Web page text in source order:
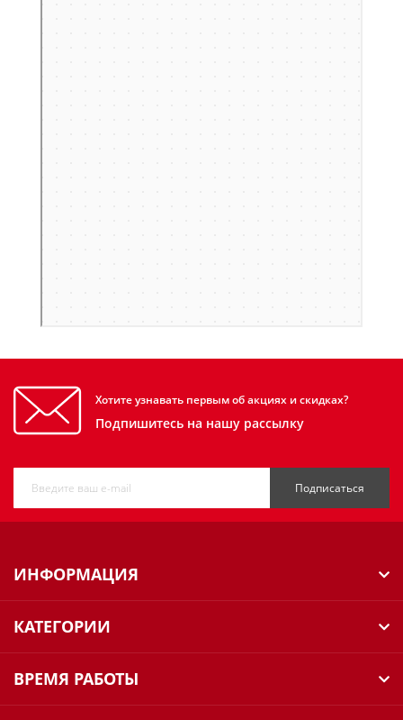
Хотите узнавать первым об акциях и скидках?
Подпишитесь на нашу рассылку
Подписаться
ИНФОРМАЦИЯ
КАТЕГОРИИ
ВРЕМЯ РАБОТЫ